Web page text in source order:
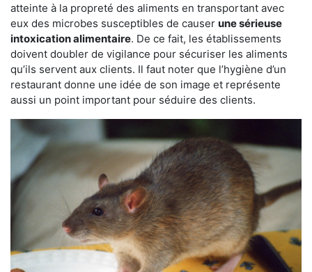
atteinte à la propreté des aliments en transportant avec
eux des microbes susceptibles de causer une sérieuse
intoxication alimentaire. De ce fait, les établissements
doivent doubler de vigilance pour sécuriser les aliments
qu’ils servent aux clients. Il faut noter que l’hygiène d’un
restaurant donne une idée de son image et représente
aussi un point important pour séduire des clients.